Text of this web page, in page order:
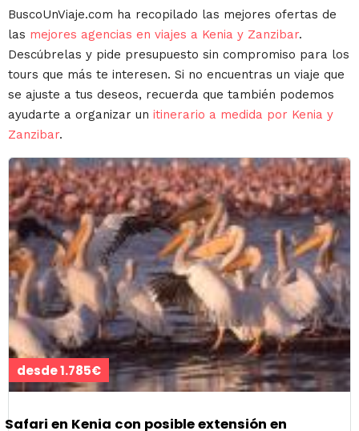
BuscoUnViaje.com ha recopilado las mejores ofertas de
las mejores agencias en viajes a Kenia y Zanzibar.
Descúbrelas y pide presupuesto sin compromiso para los
tours que más te interesen. Si no encuentras un viaje que
se ajuste a tus deseos, recuerda que también podemos
ayudarte a organizar un itinerario a medida por Kenia y
Zanzibar.
desde 1.785€
Safari en Kenia con posible extensión en